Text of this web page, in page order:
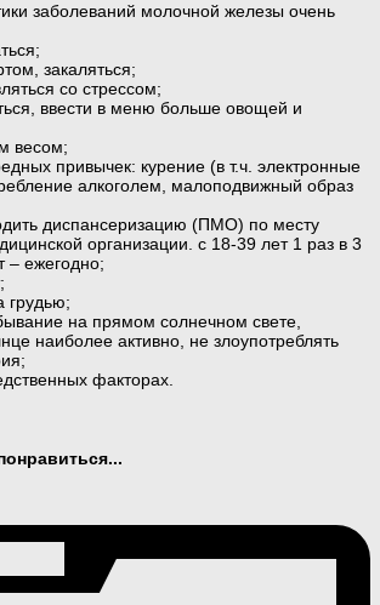
заболеваний молочной железы очень
закаляться;
со стрессом;
ввести в меню больше овощей и
весом;
привычек: курение (в т.ч. электронные
алкоголем, малоподвижный образ
диспансеризацию (ПМО) по месту
организации. с 18-39 лет 1 раз в 3
– ежегодно;
грудью;
на прямом солнечном свете,
наиболее активно, не злоупотреблять
факторах.